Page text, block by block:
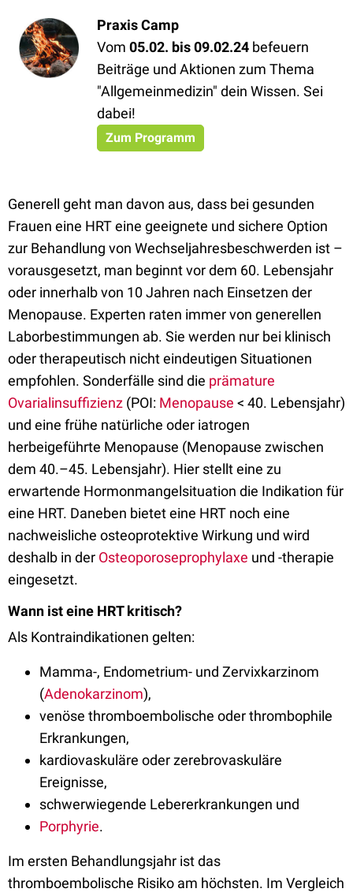
Praxis Camp
Vom 05.02. bis 09.02.24 befeuern
Beiträge und Aktionen zum Thema
"Allgemeinmedizin" dein Wissen. Sei
dabei!
Zum Programm
Generell geht man davon aus, dass bei gesunden
Frauen eine HRT eine geeignete und sichere Option
zur Behandlung von Wechseljahresbeschwerden ist –
vorausgesetzt, man beginnt vor dem 60. Lebensjahr
oder innerhalb von 10 Jahren nach Einsetzen der
Menopause. Experten raten immer von generellen
Laborbestimmungen ab. Sie werden nur bei klinisch
oder therapeutisch nicht eindeutigen Situationen
empfohlen. Sonderfälle sind die prämature
Ovarialinsuffizienz (POI: Menopause < 40. Lebensjahr)
und eine frühe natürliche oder iatrogen
herbeigeführte Menopause (Menopause zwischen
dem 40.–45. Lebensjahr). Hier stellt eine zu
erwartende Hormonmangelsituation die Indikation für
eine HRT. Daneben bietet eine HRT noch eine
nachweisliche osteoprotektive Wirkung und wird
deshalb in der Osteoporoseprophylaxe und -therapie
eingesetzt.
Wann ist eine HRT kritisch?
Als Kontraindikationen gelten:
Mamma-, Endometrium- und Zervixkarzinom
(Adenokarzinom),
venöse thromboembolische oder thrombophile
Erkrankungen,
kardiovaskuläre oder zerebrovaskuläre
Ereignisse,
schwerwiegende Lebererkrankungen und
Porphyrie.
Im ersten Behandlungsjahr ist das
thromboembolische Risiko am höchsten. Im Vergleich